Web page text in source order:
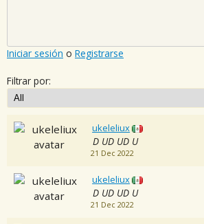
Iniciar sesión o Registrarse
Filtrar por:
ukeleliux
D UD UD U
21 Dec 2022
ukeleliux
D UD UD U
21 Dec 2022